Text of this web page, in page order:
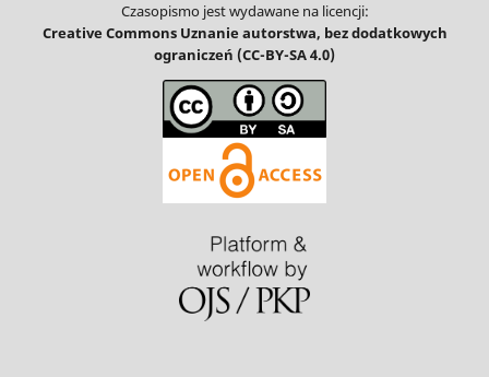
Czasopismo jest wydawane na licencji:
Creative Commons Uznanie autorstwa, bez dodatkowych
ograniczeń (CC-BY-SA 4.0)